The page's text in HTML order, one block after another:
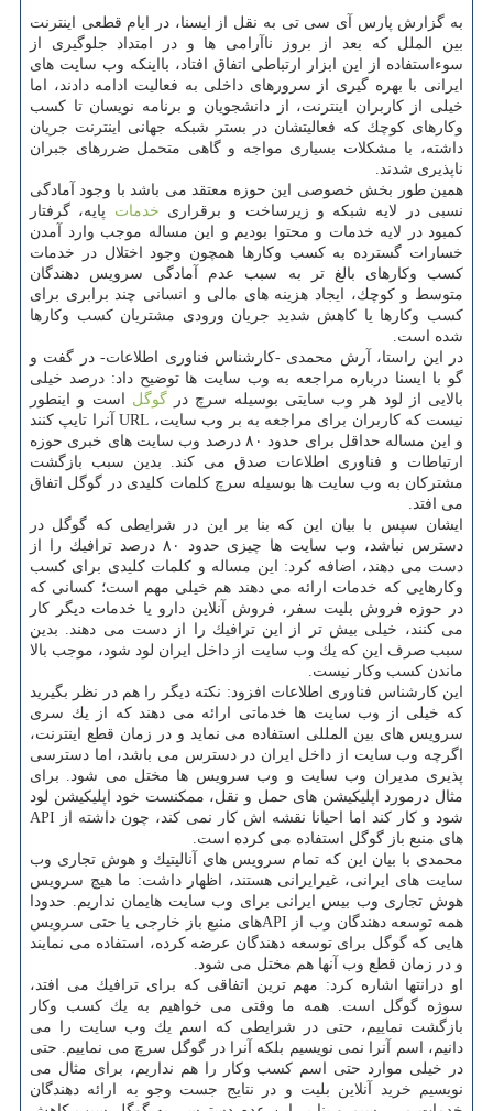
به گزارش پارس آی سی تی به نقل از ایسنا، در ایام قطعی اینترنت
بین الملل كه بعد از بروز ناآرامی ها و در امتداد جلوگیری از
سوءاستفاده از این ابزار ارتباطی اتفاق افتاد، بااینكه وب سایت های
ایرانی با بهره گیری از سرورهای داخلی به فعالیت ادامه دادند، اما
خیلی از كاربران اینترنت، از دانشجویان و برنامه نویسان تا كسب
وكارهای كوچك كه فعالیتشان در بستر شبكه جهانی اینترنت جریان
داشته، با مشكلات بسیاری مواجه و گاهی متحمل ضررهای جبران
ناپذیری شدند.
همین طور بخش خصوصی این حوزه معتقد می باشد با وجود آمادگی
نسبی در لایه شبكه و زیرساخت و برقراری خدمات پایه، گرفتار
كمبود در لایه خدمات و محتوا بودیم و این مساله موجب وارد آمدن
خسارات گسترده به كسب وكارها همچون وجود اختلال در خدمات
كسب وكارهای بالغ تر به سبب عدم آمادگی سرویس دهندگان
متوسط و كوچك، ایجاد هزینه های مالی و انسانی چند برابری برای
كسب وكارها یا كاهش شدید جریان ورودی مشتریان كسب وكارها
شده است.
در این راستا، آرش محمدی -كارشناس فناوری اطلاعات- در گفت و
گو با ایسنا درباره مراجعه به وب سایت ها توضیح داد: درصد خیلی
بالایی از لود هر وب سایتی بوسیله سرچ درگوگل است و اینطور
نیست كه كاربران برای مراجعه به بر وب سایت، URL آنرا تایپ كنند
و این مساله حداقل برای حدود ۸۰ درصد وب سایت های خبری حوزه
ارتباطات و فناوری اطلاعات صدق می كند. بدین سبب بازگشت
مشتركان به وب سایت ها بوسیله سرچ كلمات كلیدی در گوگل اتفاق
می افتد.
ایشان سپس با بیان این كه بنا بر این در شرایطی كه گوگل در
دسترس نباشد، وب سایت ها چیزی حدود ۸۰ درصد ترافیك را از
دست می دهند، اضافه كرد: این مساله و كلمات كلیدی برای كسب
وكارهایی كه خدمات ارائه می دهند هم خیلی مهم است؛ كسانی كه
در حوزه فروش بلیت سفر، فروش آنلاین دارو یا خدمات دیگر كار
می كنند، خیلی بیش تر از این ترافیك را از دست می دهند. بدین
سبب صرف این كه یك وب سایت از داخل ایران لود شود، موجب بالا
ماندن كسب وكار نیست.
این كارشناس فناوری اطلاعات افزود: نكته دیگر را هم در نظر بگیرید
كه خیلی از وب سایت ها خدماتی ارائه می دهند كه از یك سری
سرویس های بین المللی استفاده می نماید و در زمان قطع اینترنت،
اگرچه وب سایت از داخل ایران در دسترس می باشد، اما دسترسی
پذیری مدیران وب سایت و وب سرویس ها مختل می شود. برای
مثال درمورد اپلیكیشن های حمل و نقل، ممكنست خود اپلیكیشن لود
شود و كار كند اما احیانا نقشه اش كار نمی كند، چون داشته از API
های منبع باز گوگل استفاده می كرده است.
محمدی با بیان این كه تمام سرویس های آنالیتیك و هوش تجاری وب
سایت های ایرانی، غیرایرانی هستند، اظهار داشت: ما هیچ سرویس
هوش تجاری وب بیس ایرانی برای وب سایت هایمان نداریم. حدودا
همه توسعه دهندگان وب از APIهای منبع باز خارجی یا حتی سرویس
هایی كه گوگل برای توسعه دهندگان عرضه كرده، استفاده می نمایند
و در زمان قطع وب آنها هم مختل می شود.
او درانتها اشاره كرد: مهم ترین اتفاقی كه برای ترافیك می افتد،
سوژه گوگل است. همه ما وقتی می خواهیم به یك كسب وكار
بازگشت نماییم، حتی در شرایطی كه اسم یك وب سایت را می
دانیم، اسم آنرا نمی نویسیم بلكه آنرا در گوگل سرچ می نماییم. حتی
در خیلی موارد حتی اسم كسب وكار را هم نداریم، برای مثال می
نویسیم خرید آنلاین بلیت و در نتایج جست وجو به ارائه دهندگان